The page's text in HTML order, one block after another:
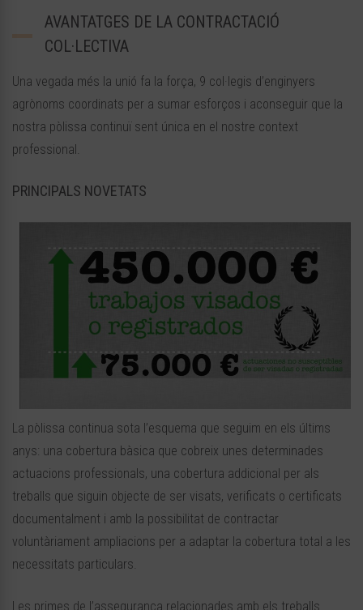
AVANTATGES DE LA CONTRACTACIÓ
COL·LECTIVA
Una vegada més la unió fa la força, 9 col·legis d’enginyers
agrònoms coordinats per a sumar esforços i aconseguir que la
nostra pòlissa continuï sent única en el nostre context
professional.
PRINCIPALS NOVETATS
La pòlissa continua sota l’esquema que seguim en els últims
anys: una cobertura bàsica que cobreix unes determinades
actuacions professionals, una cobertura addicional per als
treballs que siguin objecte de ser visats, verificats o certificats
documentalment i amb la possibilitat de contractar
voluntàriament ampliacions per a adaptar la cobertura total a les
necessitats particulars.
Les primes de l’assegurança relacionades amb els treballs